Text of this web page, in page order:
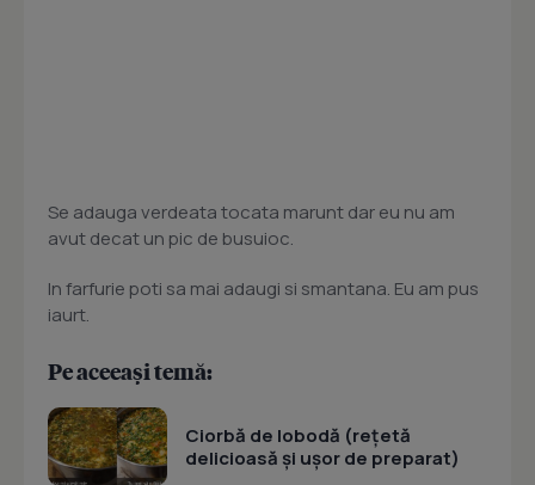
Se adauga verdeata tocata marunt dar eu nu am
avut decat un pic de busuioc.
In farfurie poti sa mai adaugi si smantana. Eu am pus
iaurt.
Pe aceeași temă:
Ciorbă de lobodă (rețetă
delicioasă și ușor de preparat)